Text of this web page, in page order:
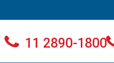
11 2890-1800